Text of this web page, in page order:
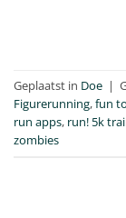
Geplaatst in Doe |
Figurerunning,fun
run apps, run! 5k
zombies